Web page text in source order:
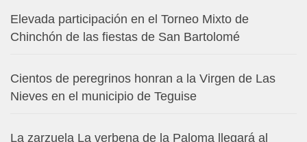
Elevada participación en el Torneo Mixto de
Chinchón de las fiestas de San Bartolomé
Cientos de peregrinos honran a la Virgen de Las
Nieves en el municipio de Teguise
La zarzuela La verbena de la Paloma llegará al